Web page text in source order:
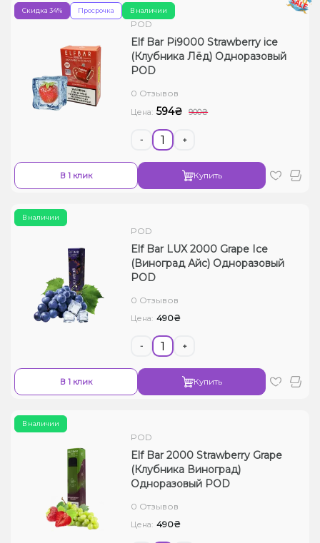
В наличии
Скидка 34% Просрочка
POD
Elf Bar Pi9000 Strawberry ice
(Клубника Лёд) Одноразовый
POD
0 Отзывов
Цена: 594₴ 900₴
- +
В 1 клик Купить
В наличии
POD
Elf Bar LUX 2000 Grape Ice
(Виноград Айс) Одноразовый
POD
0 Отзывов
Цена: 490₴
- +
В 1 клик Купить
В наличии
POD
Elf Bar 2000 Strawberry Grape
(Клубника Виноград)
Одноразовый POD
0 Отзывов
Цена: 490₴